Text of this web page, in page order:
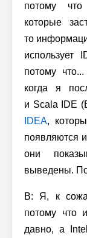
потому что
которые
то
использует
потому
когда я
и Scala IDE
IDEA,
появляются
они
выведены.
В: Я, к
потому что
давно, а